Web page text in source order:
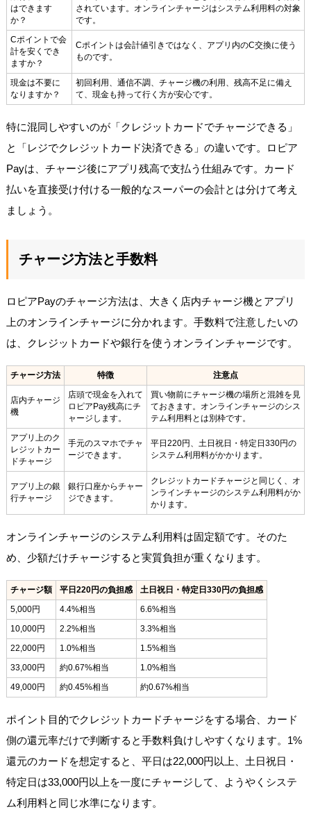
はできます
か？
されています。オンラインチャージはシステム利用料の対象
です。
Cポイントで会
計を安くでき
ますか？
Cポイントは会計値引きではなく、アプリ内のC交換に使う
ものです。
現金は不要に
なりますか？
初回利用、通信不調、チャージ機の利用、残高不足に備え
て、現金も持って行く方が安心です。
特に混同しやすいのが「クレジットカードでチャージできる」
と「レジでクレジットカード決済できる」の違いです。ロピア
Payは、チャージ後にアプリ残高で支払う仕組みです。カード
払いを直接受け付ける一般的なスーパーの会計とは分けて考え
ましょう。
チャージ方法と手数料
ロピアPayのチャージ方法は、大きく店内チャージ機とアプリ
上のオンラインチャージに分かれます。手数料で注意したいの
は、クレジットカードや銀行を使うオンラインチャージです。
チャージ方法 特徴 注意点
店内チャージ
機
店頭で現金を入れて
ロピアPay残高にチ
ャージします。
買い物前にチャージ機の場所と混雑を見
ておきます。オンラインチャージのシス
テム利用料とは別枠です。
アプリ上のク
レジットカー
ドチャージ
手元のスマホでチャ
ージできます。
平日220円、土日祝日・特定日330円の
システム利用料がかかります。
アプリ上の銀
行チャージ
銀行口座からチャー
ジできます。
クレジットカードチャージと同じく、オ
ンラインチャージのシステム利用料がか
かります。
オンラインチャージのシステム利用料は固定額です。そのた
め、少額だけチャージすると実質負担が重くなります。
チャージ額 平日220円の負担感
土日祝日・特定日330円の負担感
5,000円
4.4%相当
6.6%相当
10,000円
2.2%相当
3.3%相当
22,000円
1.0%相当
1.5%相当
33,000円
約0.67%相当
1.0%相当
49,000円
約0.45%相当 約0.67%相当
ポイント目的でクレジットカードチャージをする場合、カード
側の還元率だけで判断すると手数料負けしやすくなります。1%
還元のカードを想定すると、平日は22,000円以上、土日祝日・
特定日は33,000円以上を一度にチャージして、ようやくシステ
ム利用料と同じ水準になります。